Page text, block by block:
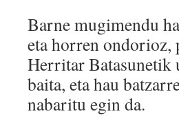
Barne mugimendu
eta horren ondorioz,
Herritar Batasunetik
baita, eta hau
nabaritu egin da.